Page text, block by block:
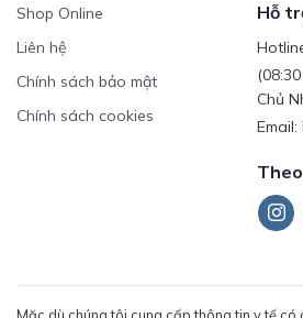
Shop Online
Liên hệ
Chính sách bảo mật
Chính sách cookies
Hỗ
Chủ
Email: